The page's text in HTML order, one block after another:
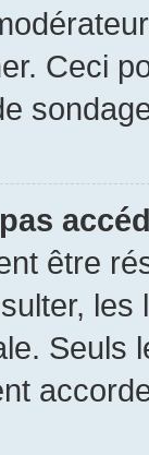
Ceci
être
Seuls